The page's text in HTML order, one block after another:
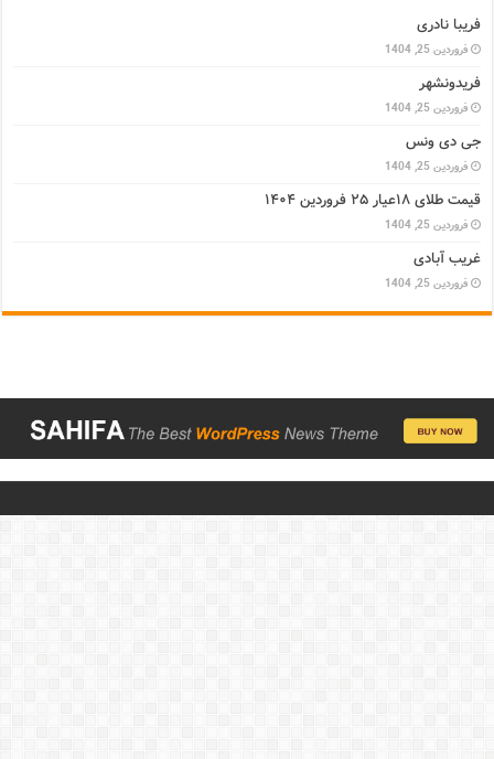
فریبا نادری
فروردین 25, 1404
فریدونشهر
فروردین 25, 1404
جی دی ونس
فروردین 25, 1404
قیمت طلای ۱۸عیار ۲۵ فروردین ۱۴۰۴
فروردین 25, 1404
غریب آبادی
فروردین 25, 1404